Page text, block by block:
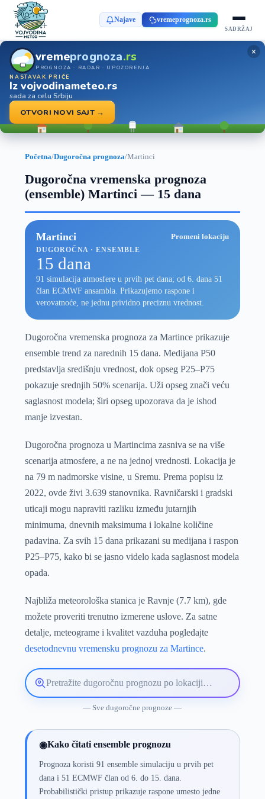
Najave vremeprognoza.rs
SADRŽAJ
vremeprognoza.rs
PROGNOZA · RADAR · UPOZORENJA
NASTAVAK PRIČE
Iz vojvodinameteo.rs
sada za celu Srbiju
OTVORI NOVI SAJT →
×
Početna/Dugoročna prognoza/Martinci
Dugoročna vremenska prognoza
(ensemble) Martinci — 15 dana
Martinci Promeni lokaciju
DUGOROČNA · ENSEMBLE
15 dana
91 simulacija atmosfere u prvih pet dana; od 6. dana 51
član ECMWF ansambla. Prikazujemo raspone i
verovatnoće, ne jednu prividno preciznu vrednost.
Dugoročna vremenska prognoza za Martince prikazuje
ensemble trend za narednih 15 dana. Medijana P50
predstavlja središnju vrednost, dok opseg P25–P75
pokazuje srednjih 50% scenarija. Uži opseg znači veću
saglasnost modela; širi opseg upozorava da je ishod
manje izvestan.
Dugoročna prognoza u Martincima zasniva se na više
scenarija atmosfere, a ne na jednoj vrednosti. Lokacija je
na 79 m nadmorske visine, u Sremu. Prema popisu iz
2022, ovde živi 3.639 stanovnika. Ravničarski i gradski
uticaji mogu napraviti razliku između jutarnjih
minimuma, dnevnih maksimuma i lokalne količine
padavina. Za svih 15 dana prikazani su medijana i raspon
P25–P75, kako bi se jasno videlo kada saglasnost modela
opada.
Najbliža meteorološka stanica je Ravnje (7.7 km), gde
možete proveriti trenutno izmerene uslove. Za satne
detalje, meteograme i kvalitet vazduha pogledajte
desetodnevnu vremensku prognozu za Martince.
Pretražite
lokaciju
— Sve dugoročne prognoze —
◉Kako čitati ensemble prognozu
Prognoza koristi 91 ensemble simulaciju u prvih pet
dana i 51 ECMWF član od 6. do 15. dana.
Probabilistički pristup prikazuje raspone umesto jedne